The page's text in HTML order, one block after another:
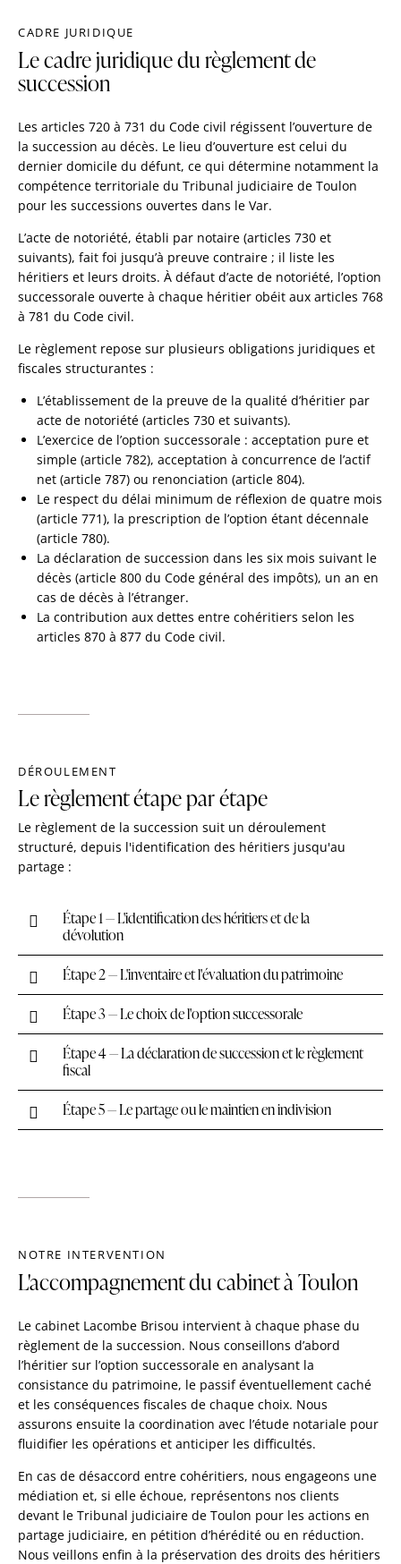
CADRE JURIDIQUE
Le cadre juridique du règlement de
succession
Les articles 720 à 731 du Code civil régissent l’ouverture de
la succession au décès. Le lieu d’ouverture est celui du
dernier domicile du défunt, ce qui détermine notamment la
compétence territoriale du Tribunal judiciaire de Toulon
pour les successions ouvertes dans le Var.
L’acte de notoriété, établi par notaire (articles 730 et
suivants), fait foi jusqu’à preuve contraire ; il liste les
héritiers et leurs droits. À défaut d’acte de notoriété, l’option
successorale ouverte à chaque héritier obéit aux articles 768
à 781 du Code civil.
Le règlement repose sur plusieurs obligations juridiques et
fiscales structurantes :
L’établissement de la preuve de la qualité d’héritier par
acte de notoriété (articles 730 et suivants).
L’exercice de l’option successorale : acceptation pure et
simple (article 782), acceptation à concurrence de l’actif
net (article 787) ou renonciation (article 804).
Le respect du délai minimum de réflexion de quatre mois
(article 771), la prescription de l’option étant décennale
(article 780).
La déclaration de succession dans les six mois suivant le
décès (article 800 du Code général des impôts), un an en
cas de décès à l’étranger.
La contribution aux dettes entre cohéritiers selon les
articles 870 à 877 du Code civil.
DÉROULEMENT
Le règlement étape par étape
Le règlement de la succession suit un déroulement
structuré, depuis l'identification des héritiers jusqu'au
partage :
Étape 1 — L'identification des héritiers et de la
dévolution
Étape 2 — L'inventaire et l'évaluation du patrimoine
Étape 3 — Le choix de l'option successorale
Étape 4 — La déclaration de succession et le règlement
fiscal
Étape 5 — Le partage ou le maintien en indivision
NOTRE INTERVENTION
L'accompagnement du cabinet à Toulon
Le cabinet Lacombe Brisou intervient à chaque phase du
règlement de la succession. Nous conseillons d’abord
l’héritier sur l’option successorale en analysant la
consistance du patrimoine, le passif éventuellement caché
et les conséquences fiscales de chaque choix. Nous
assurons ensuite la coordination avec l’étude notariale pour
fluidifier les opérations et anticiper les difficultés.
En cas de désaccord entre cohéritiers, nous engageons une
médiation et, si elle échoue, représentons nos clients
devant le Tribunal judiciaire de Toulon pour les actions en
partage judiciaire, en pétition d’hérédité ou en réduction.
Nous veillons enfin à la préservation des droits des héritiers